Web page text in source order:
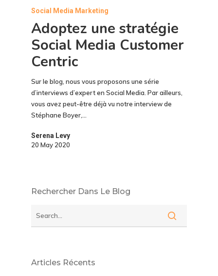
Social Media Marketing
Adoptez une stratégie
Social Media Customer
Centric
Sur le blog, nous vous proposons une série
d’interviews d’expert en Social Media. Par ailleurs,
vous avez peut-être déjà vu notre interview de
Stéphane Boyer,…
Serena Levy
20 May 2020
Rechercher Dans Le Blog
Articles Récents